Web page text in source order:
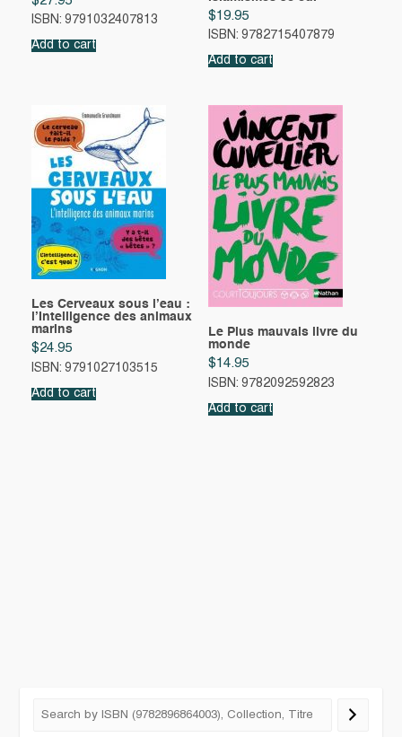
ISBN: 9791032407813
Add to cart
$19.95
ISBN: 9782715407879
Add to cart
Les Cerveaux sous l’eau :
l’Intelligence des animaux
marins
$24.95
ISBN: 9791027103515
Add to cart
Le Plus mauvais livre du
monde
$14.95
ISBN: 9782092592823
Add to cart